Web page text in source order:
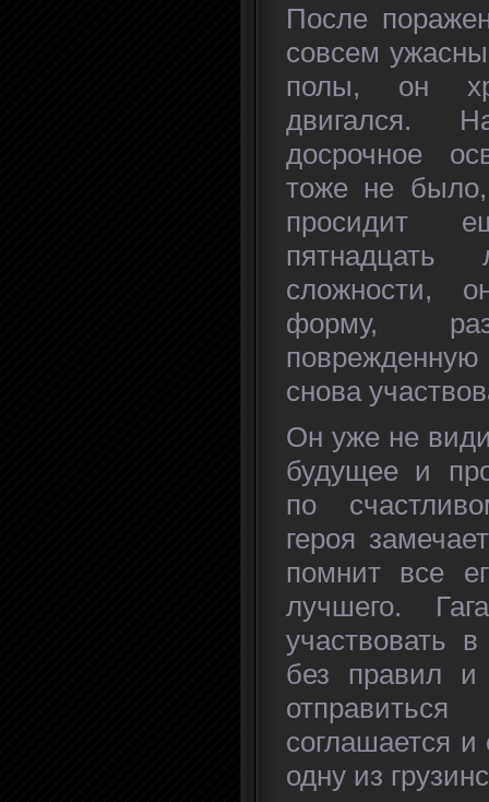
После
совсем
полы, он
двигался.
досрочное
тоже не
просидит
сложности,
форму,
снова
Он уже не
будущее и
по
героя
помнит все
лучшего.
участвовать
без правил
соглашается и
одну из